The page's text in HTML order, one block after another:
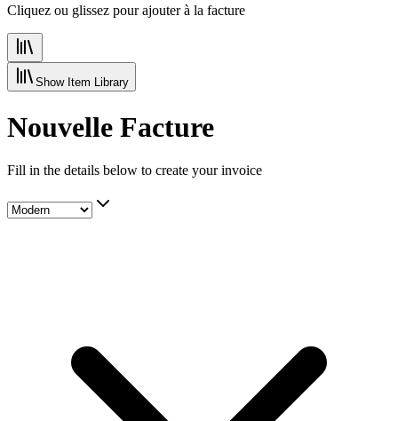
Cliquez ou glissez pour ajouter à la facture
ShowItem Library
Nouvelle Facture
Fill in the details below to create your invoice